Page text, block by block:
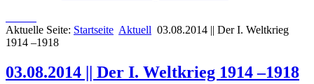
Aktuelle Seite: Startseite Aktuell 03.08.2014 || Der I. Weltkrieg
1914 –1918
03.08.2014 || Der I. Weltkrieg 1914 –1918